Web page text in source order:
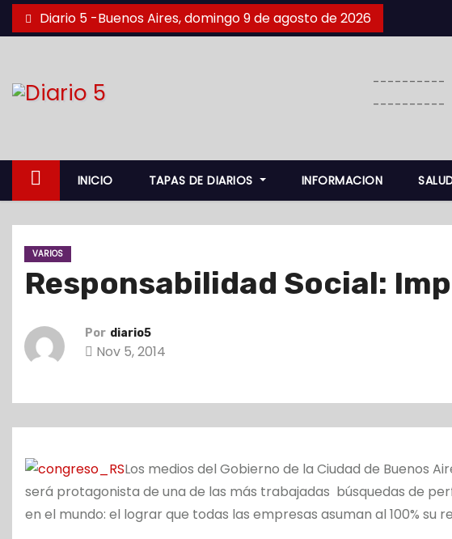
a
Diario 5 -Buenos Aires, domingo 9 de agosto de 2026
----------
----------
INICIO TAPAS DE DIARIOS INFORMACION
VARIOS
Responsabilidad Social:
Por diario5
Nov 5, 2014
Los medios del Gobierno de la Ciudad de Buenos
será protagonista de una de las más trabajadas búsquedas de
en el mundo: el lograr que todas las empresas asuman al 100% su